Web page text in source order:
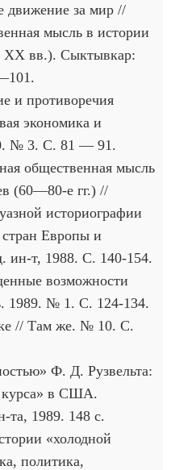
движение за мир //
мысль в истории
вв.). Сыктывкар:
и противоречия
экономика и
№ 3. С. 81 — 91.
общественная мысль
(60—80-е гг.) //
историографии
Европы и
ин-т, 1988. С. 140-154.
возможности
1989. № 1. С. 124-134.
// Там же. № 10. С.
Ф. Д. Рузвельта:
курса» в США.
та, 1989. 148 с.
«холодной
политика,